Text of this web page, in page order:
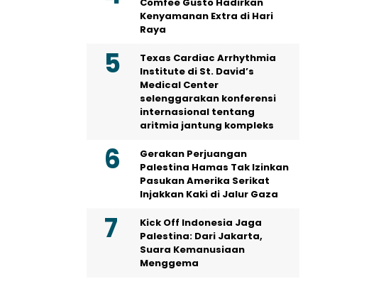
Kenyamanan Extra di Hari
Raya
Texas Cardiac Arrhythmia
Institute di St. David’s
Medical Center
selenggarakan konferensi
internasional tentang
aritmia jantung kompleks
Gerakan Perjuangan
Palestina Hamas Tak Izinkan
Pasukan Amerika Serikat
Injakkan Kaki di Jalur Gaza
Kick Off Indonesia Jaga
Palestina: Dari Jakarta,
Suara Kemanusiaan
Menggema